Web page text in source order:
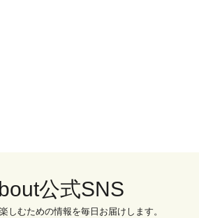
公式SNS
しむための情報を毎日お届けします。